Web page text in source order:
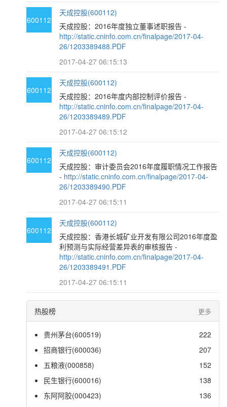
600112
天成控股(600112)
天成控股：2016年度独立董事述职报告 -
http://static.cninfo.com.cn/finalpage/2017-04-
26/1203389488.PDF
2017-04-27 06:15:13
600112
天成控股(600112)
天成控股：2016年度内部控制评价报告 -
http://static.cninfo.com.cn/finalpage/2017-04-
26/1203389489.PDF
2017-04-27 06:15:12
600112
天成控股(600112)
天成控股：审计委员会2016年度履职情况工作报告
- http://static.cninfo.com.cn/finalpage/2017-04-
26/1203389490.PDF
2017-04-27 06:15:11
600112
天成控股(600112)
天成控股：香港长城矿业开发有限公司2016年度盈
利预测与实际经营差异表的审核报告 -
http://static.cninfo.com.cn/finalpage/2017-04-
26/1203389491.PDF
2017-04-27 06:15:11
热股榜 更多
贵州茅台(600519)
222
招商银行(600036)
207
五粮液(000858)
152
民生银行(600016)
138
东阿阿胶(000423)
136